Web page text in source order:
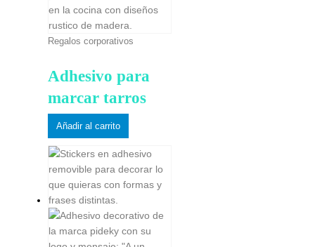
Regalos corporativos
Adhesivo para
marcar tarros
Añadir al carrito